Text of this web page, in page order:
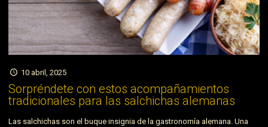
10 abril, 2025
Sorpréndete con estos acompañamientos
tradicionales para las salchichas alemanas
Las salchichas son el buque insignia de la gastronomía alemana. Una